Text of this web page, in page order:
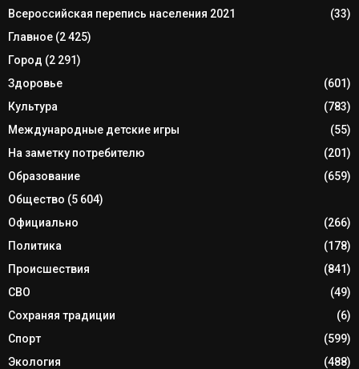
Всероссийская перепись населения 2021
(33)
Главное (2 425)
Город (2 291)
Здоровье
(601)
Культура
(783)
Международные детские игры
(55)
На заметку потребителю
(201)
Образование
(659)
Общество (5 604)
Официально
(266)
Политика
(178)
Происшествия
(841)
СВО
(49)
Сохраняя традиции
(6)
Спорт
(599)
Экология
(488)